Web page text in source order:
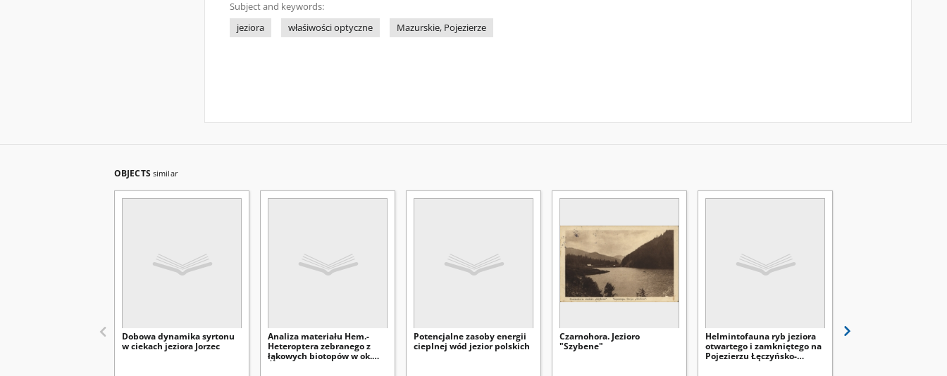
Subject and keywords:
jeziora
właśiwości optyczne Mazurskie, Pojezierze
OBJECTS similar
Dobowa dynamika syrtonu
w ciekach jeziora Jorzec
Analiza materiału Hem.-
Heteroptera zebranego z
łąkowych biotopów w ok.
Potencjalne zasoby energii
cieplnej wód jezior polskich
Czarnohora. Jezioro
"Szybene"
Helmintofauna ryb jeziora
otwartego i zamkniętego na
Pojezierzu Łęczyńsko-